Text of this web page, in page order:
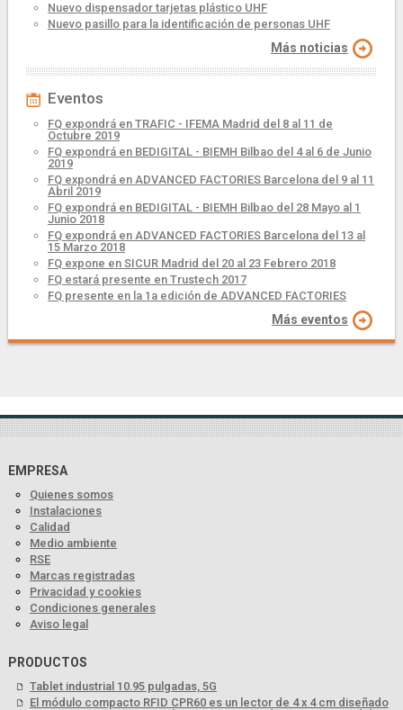
Nuevo dispensador tarjetas plástico UHF
Nuevo pasillo para la identificación de personas UHF
Más noticias
Eventos
FQ expondrá en TRAFIC - IFEMA Madrid del 8 al 11 de
Octubre 2019
FQ expondrá en BEDIGITAL - BIEMH Bilbao del 4 al 6 de Junio
2019
FQ expondrá en ADVANCED FACTORIES Barcelona del 9 al 11
Abril 2019
FQ expondrá en BEDIGITAL - BIEMH Bilbao del 28 Mayo al 1
Junio 2018
FQ expondrá en ADVANCED FACTORIES Barcelona del 13 al
15 Marzo 2018
FQ expone en SICUR Madrid del 20 al 23 Febrero 2018
FQ estará presente en Trustech 2017
FQ presente en la 1a edición de ADVANCED FACTORIES
Más eventos
EMPRESA
Quienes somos
Instalaciones
Calidad
Medio ambiente
RSE
Marcas registradas
Privacidad y cookies
Condiciones generales
Aviso legal
PRODUCTOS
Tablet industrial 10.95 pulgadas, 5G
El módulo compacto RFID CPR60 es un lector de 4 x 4 cm diseñado